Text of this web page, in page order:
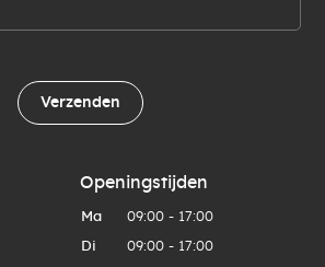
Verzenden
Openingstijden
Ma 09:00 - 17:00
Di 09:00 - 17:00